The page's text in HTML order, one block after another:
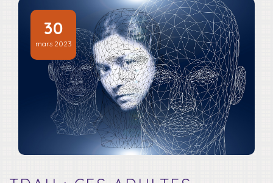
30
mars 2023